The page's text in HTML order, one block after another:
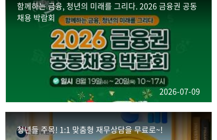
함께하는 금융, 청년의 미래를 그리다. 2026 금융권 공동
채용 박람회
2026-07-09
청년들 주목! 1:1 맞춤형 재무상담을 무료로~!